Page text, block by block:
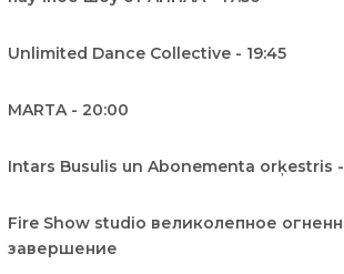
Unlimited Dance Collective - 19:45
MARTA - 20:00
Intars Busulis un Abonementa orķestris -
Fire Show studio великолепное
завершение